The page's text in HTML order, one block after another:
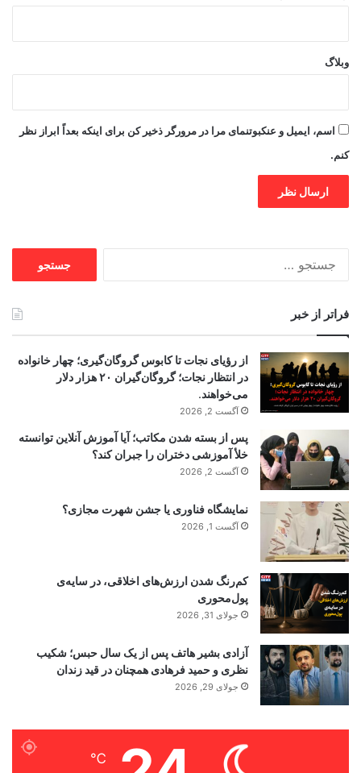
وبلاگ
اسم، ایمیل و عنکبوتنمای مرا در مرورگر ذخیر کن برای اینکه بعداً ابراز نظر
کنم.
فراتر از خبر
از رؤیای نجات تا کابوس گروگان‌گیری؛ چهار خانواده
در انتظار نجات؛ گروگان‌گیران ۲۰ هزار دلار
می‌خواهند.
آگست 2, 2026
پس از بسته شدن مکاتب؛ آیا آموزش آنلاین توانسته
خلأ آموزشی دختران را جبران کند؟
آگست 2, 2026
نمایشگاه فناوری یا جشن شهرت مجازی؟
آگست 1, 2026
کم‌رنگ شدن ارزش‌های اخلاقی، در سایه‌ی
پول‌محوری
جولای 31, 2026
آزادی بشیر هاتف پس از یک سال حبس؛ شکیب
نظری و حمید فرهادی همچنان در قید زندان
جولای 29, 2026
℃